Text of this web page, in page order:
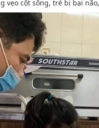
vẹo cột sống, trẻ bị bại